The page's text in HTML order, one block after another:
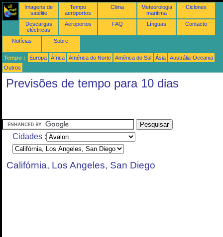
Imagens de
satélite
Tempo
aeroportos
Clima
Meteorologia
maritima
Ciclones
Descargas
eléctricas
Aeroportos FAQ Línguas Contacto
Notícias Sobre
Tempo : Europa África América do Norte América do Sul Ásia
Austrália-Oceania
Outros
Previsões de tempo para 10 dias
Cidades :
Califórnia, Los Angeles, San Diego